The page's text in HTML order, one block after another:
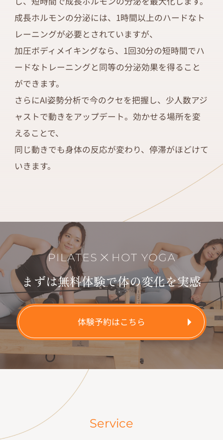
成長ホルモンの分泌には、1時間以上のハードなト
レーニングが必要とされていますが、
加圧ボディメイキングなら、1回30分の短時間でハ
ードなトレーニングと同等の分泌効果を得ること
ができます。
さらにAI姿勢分析で今のクセを把握し、少人数アジ
ャストで動きをアップデート。効かせる場所を変
えることで、
同じ動きでも身体の反応が変わり、停滞がほどけて
いきます。
まずは無料体験で体の変化を実感
体験予約はこちら
Service